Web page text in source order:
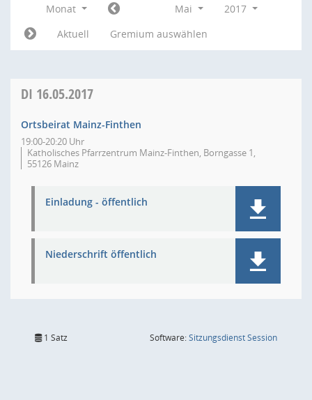
Monat Mai
2017
Aktuell
Gremium auswählen
DI 16.05.2017
Ortsbeirat Mainz-Finthen
19:00-20:20 Uhr
Katholisches Pfarrzentrum Mainz-Finthen, Borngasse 1,
55126 Mainz
Einladung - öffentlich
Niederschrift öffentlich
1 Satz Software:SitzungsdienstSession(Wird in